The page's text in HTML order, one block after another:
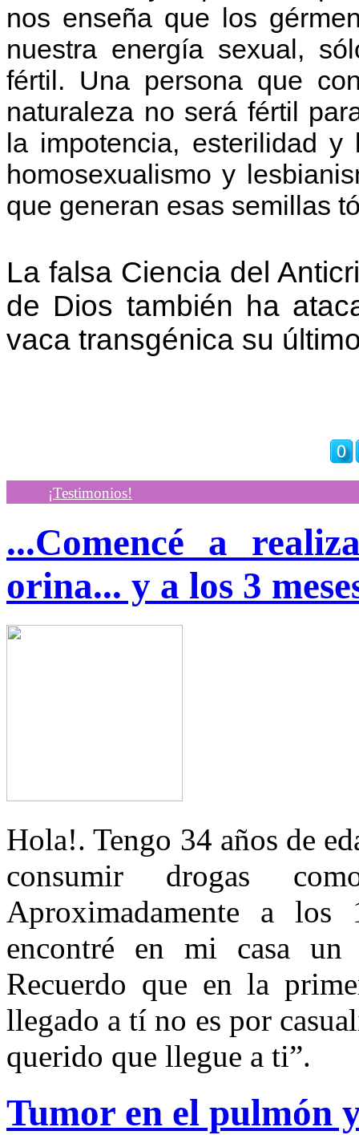
nos enseña que los
nuestra energía sexual,
fértil. Una persona que
naturaleza no será fértil
la impotencia, esterilidad y
homosexualismo y
que generan esas semillas
La falsa Ciencia del
de Dios también ha
vaca transgénica su
¡Testimonios!
...Comencé a
orina... y a los 3
Hola!. Tengo 34 años de
consumir drogas
Aproximadamente a los
encontré en mi casa
Recuerdo que en la
llegado a tí no es por
querido que llegue a ti”.
Tumor en el pulmón